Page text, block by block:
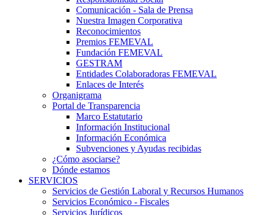
Comunicación - Sala de Prensa
Nuestra Imagen Corporativa
Reconocimientos
Premios FEMEVAL
Fundación FEMEVAL
GESTRAM
Entidades Colaboradoras FEMEVAL
Enlaces de Interés
Organigrama
Portal de Transparencia
Marco Estatutario
Información Institucional
Información Económica
Subvenciones y Ayudas recibidas
¿Cómo asociarse?
Dónde estamos
SERVICIOS
Servicios de Gestión Laboral y Recursos Humanos
Servicios Económico - Fiscales
Servicios Jurídicos